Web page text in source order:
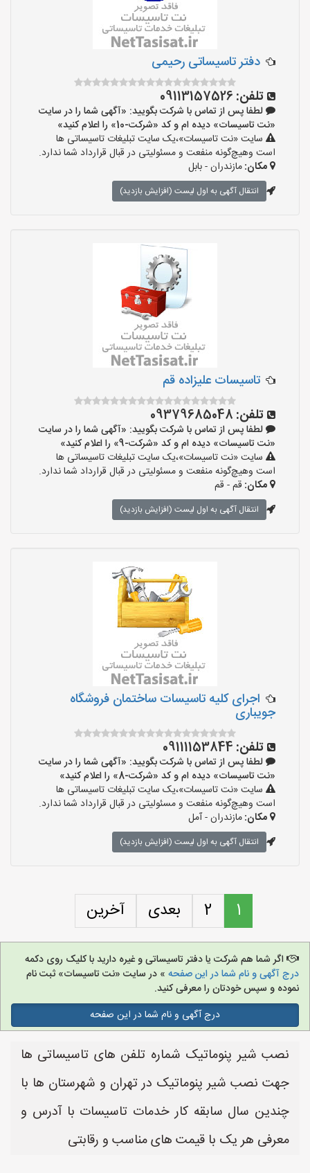
دفتر تاسیساتی رحیمی
تلفن: 09113157526
لطفا پس از تماس با شرکت بگویید: «آگهی شما را در سایت
«نت تاسیسات» دیده ام و کد «شرکت-10» را اعلام کنید»
سایت «نت تاسیسات»،یک سایت تبلیغات تاسیساتی ها
است وهیچ‌گونه منفعت و مسئولیتی در قبال قرارداد شما ندارد.
مکان:مازندران - بابل
انتقال آگهی به اول لیست (افزایش بازدید)
تاسیسات علیزاده قم
تلفن: 09379685048
لطفا پس از تماس با شرکت بگویید: «آگهی شما را در سایت
«نت تاسیسات» دیده ام و کد «شرکت-9» را اعلام کنید»
سایت «نت تاسیسات»،یک سایت تبلیغات تاسیساتی ها
است وهیچ‌گونه منفعت و مسئولیتی در قبال قرارداد شما ندارد.
مکان: قم - قم
انتقال آگهی به اول لیست (افزایش بازدید)
اجرای کلیه تاسیسات ساختمان فروشگاه
جویباری
تلفن: 09111153844
لطفا پس از تماس با شرکت بگویید: «آگهی شما را در سایت
«نت تاسیسات» دیده ام و کد «شرکت-8» را اعلام کنید»
سایت «نت تاسیسات»،یک سایت تبلیغات تاسیساتی ها
است وهیچ‌گونه منفعت و مسئولیتی در قبال قرارداد شما ندارد.
مکان:مازندران - آمل
انتقال آگهی به اول لیست (افزایش بازدید)
1
2 بعدی آخرین
اگر شما هم شرکت یا دفتر تاسیساتی و غیره دارید با کلیک روی دکمه
درج آگهی و نام شما در این صفحه » در سایت «نت تاسیسات» ثبت نام
نموده و سپس خودتان را معرفی کنید.
درج آگهی و نام شما در این صفحه
نصب شیر پنوماتیک شماره تلفن های تاسیساتی ها
جهت نصب شیر پنوماتیک در تهران و شهرستان ها با
چندین سال سابقه کار خدمات تاسیسات با آدرس و
معرفی هر یک با قیمت های مناسب و رقابتی